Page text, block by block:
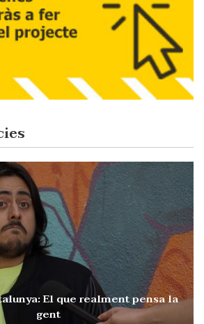
El que realment pensa la
gent